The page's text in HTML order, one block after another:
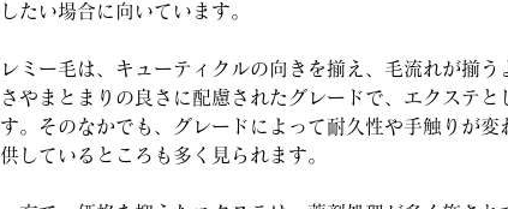
したい場合に向いています。
レミー毛は、キューティクルの向きを揃え、毛流れが揃
さやまとまりの良さに配慮されたグレードで、エクステ
す。そのなかでも、グレードによって耐久性や手触りが
供しているところも多く見られます。